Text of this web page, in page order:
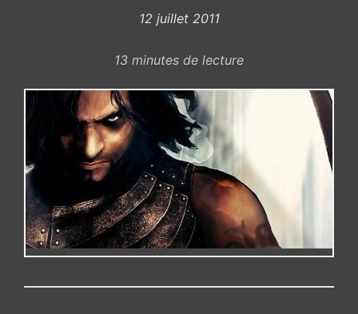
12 juillet 2011
13 minutes de lecture